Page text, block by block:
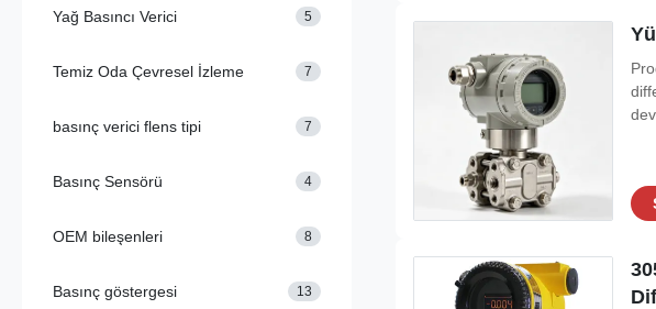
Yağ Basıncı Verici 5
Temiz Oda Çevresel İzleme 7
basınç verici flens tipi 7
Basınç Sensörü 4
OEM bileşenleri 8
Basınç göstergesi 13